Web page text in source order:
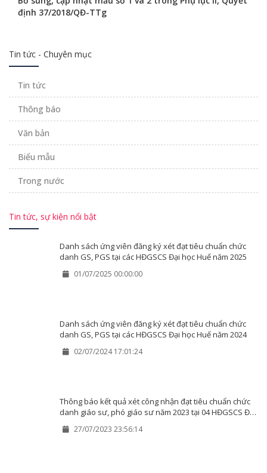
định 37/2018/QĐ-TTg
Tin tức - Chuyên mục
Tin tức
Thông báo
Văn bản
Biểu mẫu
Trong nước
Tin tức, sự kiện nổi bật
Danh sách ứng viên đăng ký xét đạt tiêu chuẩn chức
danh GS, PGS tại các HĐGSCS Đại học Huế năm 2025
01/07/2025 00:00:00
Danh sách ứng viên đăng ký xét đạt tiêu chuẩn chức
danh GS, PGS tại các HĐGSCS Đại học Huế năm 2024
02/07/2024 17:01:24
Thông báo kết quả xét công nhận đạt tiêu chuẩn chức
danh giáo sư, phó giáo sư năm 2023 tại 04 HĐGSCS Đại
học Huế
27/07/2023 23:56:14